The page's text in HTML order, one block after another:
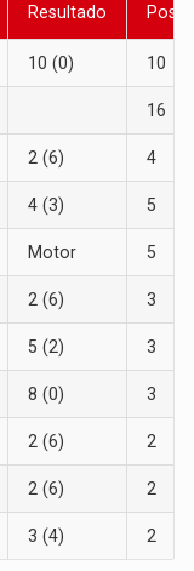
Resultado
10 (0) 10
16
2 (6) 4
4 (3) 5
Motor 5
2 (6) 3
5 (2) 3
8 (0) 3
2 (6) 2
2 (6) 2
3 (4) 2